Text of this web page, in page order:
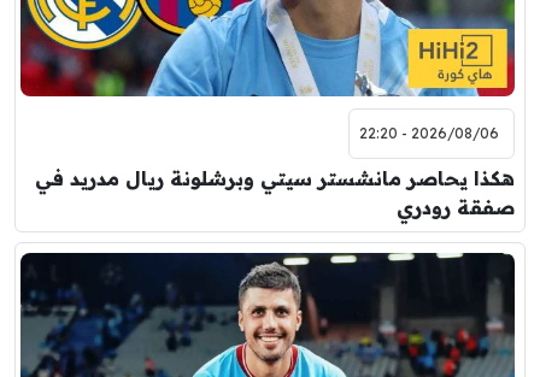
2026/08/06 - 22:20
هكذا يحاصر مانشستر سيتي وبرشلونة ريال مدريد في
صفقة رودري